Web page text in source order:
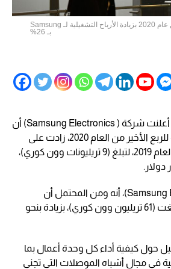
توقعات الربع الأخير من عام 2020 بزيادة الأرباح التشغيلية لـ Samsung
بـ 26%
أعلنت شركة ( Samsung Electronics) أن
قيمة أرباحها التشغيلية للربع الأخير من العام 2020، زادت على
الأرجح بنسبة 26% عن العام 2019، لتبلغ (9 تريليونات وون كوري)،
وكشفت ( Samsung Electronics)، أنه ومن المحتمل أن
مبيعاتها للربع الأخير، بلغت (61 تريليون وون كوري)، بزيادة بنحو
حول كيفية أداء كل وحدة أعمال بما
في مجال أشباه الموصلات التي تجني